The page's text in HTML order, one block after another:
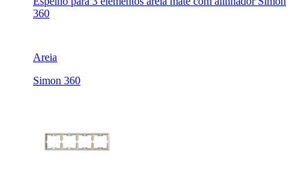
360
Areia
Simon 360